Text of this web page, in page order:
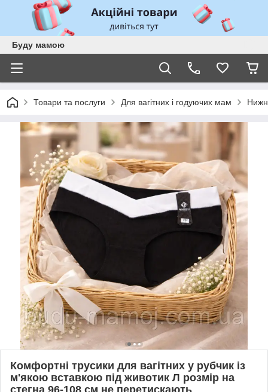
Буду мамою
Товари та послуги Для вагітних і годуючих мам
Комфортні трусики для вагітних у рубчик із
м'якою вставкою під животик Л розмір на
стегна 96-108 см не перетискають